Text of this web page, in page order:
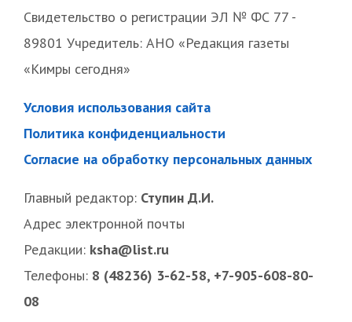
Свидетельство о регистрации ЭЛ № ФС 77 -
89801 Учредитель: АНО «Редакция газеты
«Кимры сегодня»
Условия использования сайта
Политика конфиденциальности
Согласие на обработку персональных данных
Главный редактор: Ступин Д.И.
Адрес электронной почты
Редакции: ksha@list.ru
Телефоны: 8 (48236) 3-62-58, +7-905-608-80-
08